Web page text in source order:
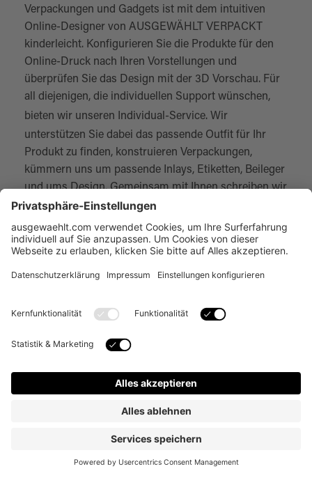
Verpackungen und Gadgets ist mit dem intuitiven
Online-Designer von AUSGEWÄHLT VERPACKT
kinderleicht. Konfigurieren Sie die Produkte für den
Online-Druck nach Ihren Vorstellungen und
überprüfen Sie das Design mit der 3D Vorschau. Für
all diejenigen, die individuellen Support wünschen,
bieten wir unseren
Individual-Service. Wir
unterstützen Sie dabei das passende Outfit für Ihr
Produkt zu finden, konstruieren Verpackungen,
kümmern uns um passende Inlays, Etiketten, Beileger
und ums Design. Gemeinsam mit Ihnen schreiben wir
die Geschichte rund um Ihre Idee und finden eine
einzigartige Verpackung.
Produkte
Produktverpackungen
Versandverpackungen
Blechdosen